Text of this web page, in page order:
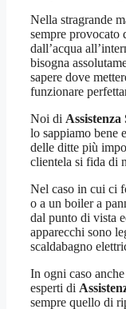
Nella stragrande
sempre provocato
dall’acqua
bisogna
sapere dove
funzionare
Noi di
lo sappiamo bene
delle ditte più
clientela si fida di
Nel caso in cui ci
o a un boiler a
dal punto di vista
apparecchi sono
scaldabagno
In ogni caso
esperti di
sempre quello di